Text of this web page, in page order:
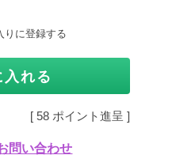
りに登録する
入れる
[ 58 ポイント進呈 ]
問い合わせ